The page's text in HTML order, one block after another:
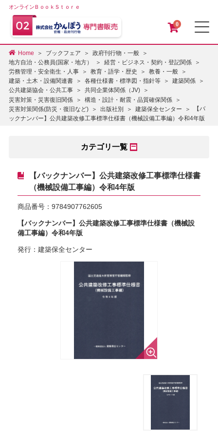
オンラインＢｏｏｋＳｔｏｒｅ
0
Home ブックフェア
政府刊行物・一般
地方自治・公務員(国家・地方）
経営・ビジネス・契約・登記関係
労務管理・安全衛生・人事
教育・語学・歴史
教養・一般
建築・土木・設備関連書
各種仕様書・標準図・指針等
建築関係
公共建築協会・公共工事
共同企業体関係（JV)
災害対策・災害復旧関係
構造・設計・耐震・品質確保関係
災害対策関係(防災・復旧など)
出版社別 建築保全センター
【バ
ックナンバー】公共建築改修工事標準仕様書（機械設備工事編）令和4年版
カテゴリ一覧
【バックナンバー】公共建築改修工事標準仕様書
（機械設備工事編）令和4年版
商品番号： 9784907762605
【バックナンバー】公共建築改修工事標準仕様書（機械設
備工事編）令和4年版
発行：建築保全センター